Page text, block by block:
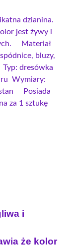
dzianina.
jest żywy i
Materiał
bluzy,
dresówka
Wymiary:
Posiada
za 1 sztukę
i
że kolor